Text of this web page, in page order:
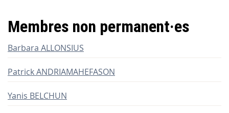
Membres non permanent·es
Barbara ALLONSIUS
Patrick ANDRIAMAHEFASON
Yanis BELCHUN